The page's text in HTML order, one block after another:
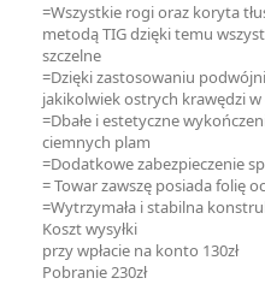
=Wszystkie rogi oraz koryta
metodą TIG dzięki temu
szczelne
=Dzięki zastosowaniu
jakikolwiek ostrych krawędzi
=Dbałe i estetyczne
ciemnych plam
=Dodatkowe zabezpieczenie
= Towar zawszę posiada folię
=Wytrzymała i stabilna
Koszt wysyłki
przy wpłacie na konto 130zł
Pobranie 230zł